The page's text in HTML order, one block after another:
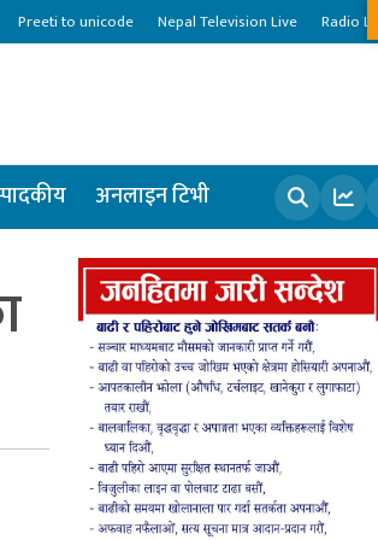
Preeti to unicode Nepal Television Live Radio Live
अनलाइन टिभी
खोज्नुहोस